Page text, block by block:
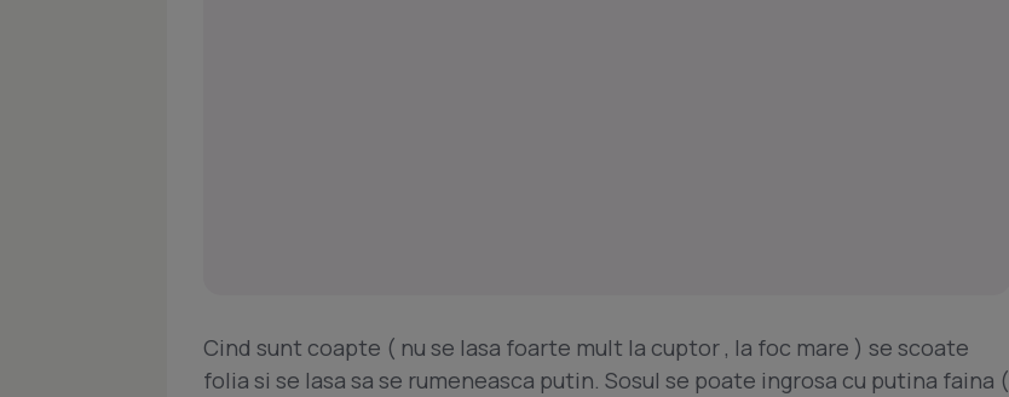
Cind sunt coapte ( nu se lasa foarte mult la cuptor , la foc mare ) se scoate
folia si se lasa sa se rumeneasca putin. Sosul se poate ingrosa cu putina faina (